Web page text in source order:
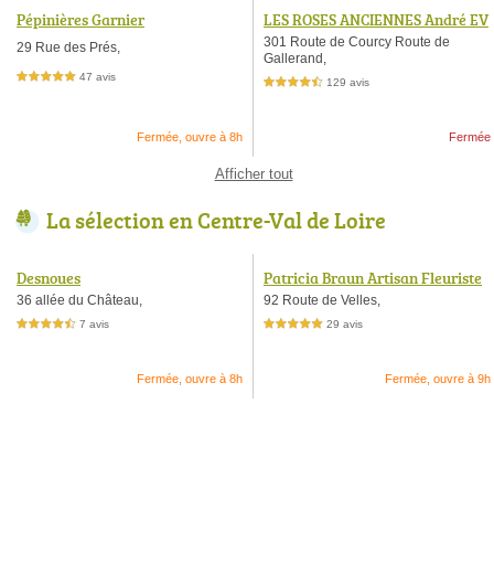
Pépinières Garnier
29 Rue des Prés,
5,0 étoiles sur 5 47 avis
Fermée, ouvre à 8h
LES ROSES ANCIENNES André EV
E (boutique et jardin)
301 Route de Courcy Route de
Gallerand,
4,5 étoiles sur 5 129 avis
Fermée
Afficher tout
La sélection en Centre-Val de Loire
Desnoues
36 allée du Château,
4,5 étoiles sur 5 7 avis
Fermée, ouvre à 8h
Patricia Braun Artisan Fleuriste
92 Route de Velles,
5,0 étoiles sur 5 29 avis
Fermée, ouvre à 9h